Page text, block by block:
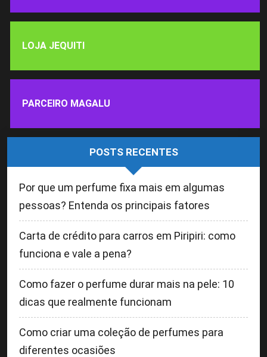
LOJA JEQUITI
PARCEIRO MAGALU
POSTS RECENTES
Por que um perfume fixa mais em algumas
pessoas? Entenda os principais fatores
Carta de crédito para carros em Piripiri: como
funciona e vale a pena?
Como fazer o perfume durar mais na pele: 10
dicas que realmente funcionam
Como criar uma coleção de perfumes para
diferentes ocasiões